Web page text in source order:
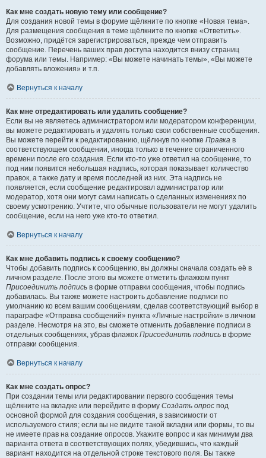
Как мне создать новую тему или сообщение?
Для создания новой темы в форуме щёлкните по кнопке «Новая тема».
Для размещения сообщения в теме щёлкните по кнопке «Ответить».
Возможно, придётся зарегистрироваться, прежде чем отправить
сообщение. Перечень ваших прав доступа находится внизу страниц
форума или темы. Например: «Вы можете начинать темы», «Вы можете
добавлять вложения» и т.п.
Вернуться к началу
Как мне отредактировать или удалить сообщение?
Если вы не являетесь администратором или модератором конференции,
вы можете редактировать и удалять только свои собственные сообщения.
Вы можете перейти к редактированию, щёлкнув по кнопке Правка в
соответствующем сообщении, иногда только в течение ограниченного
времени после его создания. Если кто-то уже ответил на сообщение, то
под ним появится небольшая надпись, которая показывает количество
правок, а также дату и время последней из них. Эта надпись не
появляется, если сообщение редактировал администратор или
модератор, хотя они могут сами написать о сделанных изменениях по
своему усмотрению. Учтите, что обычные пользователи не могут удалить
сообщение, если на него уже кто-то ответил.
Вернуться к началу
Как мне добавить подпись к своему сообщению?
Чтобы добавить подпись к сообщению, вы должны сначала создать её в
личном разделе. После этого вы можете отметить флажком пункт
Присоединить подпись в форме отправки сообщения, чтобы подпись
добавилась. Вы также можете настроить добавление подписи по
умолчанию ко всем вашим сообщениям, сделав соответствующий выбор в
параграфе «Отправка сообщений» пункта «Личные настройки» в личном
разделе. Несмотря на это, вы сможете отменить добавление подписи в
отдельных сообщениях, убрав флажок Присоединить подпись в форме
отправки сообщения.
Вернуться к началу
Как мне создать опрос?
При создании темы или редактировании первого сообщения темы
щёлкните на вкладке или перейдите в форму Создать опрос под
основной формой для создания сообщения, в зависимости от
используемого стиля; если вы не видите такой вкладки или формы, то вы
не имеете прав на создание опросов. Укажите вопрос и как минимум два
варианта ответа в соответствующих полях, убедившись, что каждый
вариант находится на отдельной строке текстового поля. Вы также